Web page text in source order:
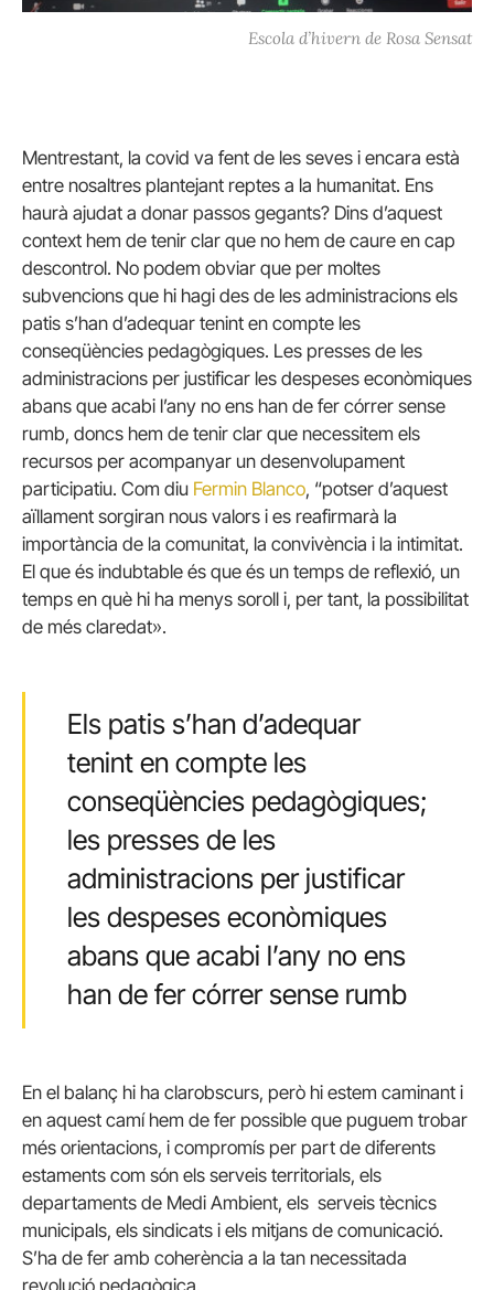
Escola d’hivern de Rosa Sensat
Mentrestant, la covid va fent de les seves i encara està
entre nosaltres plantejant reptes a la humanitat. Ens
haurà ajudat a donar passos gegants? Dins d’aquest
context hem de tenir clar que no hem de caure en cap
descontrol. No podem obviar que per moltes
subvencions que hi hagi des de les administracions els
patis s’han d’adequar tenint en compte les
conseqüències pedagògiques. Les presses de les
administracions per justificar les despeses econòmiques
abans que acabi l’any no ens han de fer córrer sense
rumb, doncs hem de tenir clar que necessitem els
recursos per acompanyar un desenvolupament
participatiu. Com diu Fermin Blanco, “potser d’aquest
aïllament sorgiran nous valors i es reafirmarà la
importància de la comunitat, la convivència i la intimitat.
El que és indubtable és que és un temps de reflexió, un
temps en què hi ha menys soroll i, per tant, la possibilitat
de més claredat».
Els patis s’han d’adequar
tenint en compte les
conseqüències pedagògiques;
les presses de les
administracions per justificar
les despeses econòmiques
abans que acabi l’any no ens
han de fer córrer sense rumb
En el balanç hi ha clarobscurs, però hi estem caminant i
en aquest camí hem de fer possible que puguem trobar
més orientacions, i compromís per part de diferents
estaments com són els serveis territorials, els
departaments de Medi Ambient, els serveis tècnics
municipals, els sindicats i els mitjans de comunicació.
S’ha de fer amb coherència a la tan necessitada
revolució pedagògica.